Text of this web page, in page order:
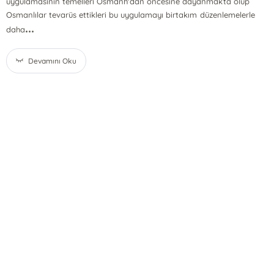
Osmanlılar tevarüs ettikleri bu uygulamayı birtakım düzenlemelerle
daha...
Devamını Oku